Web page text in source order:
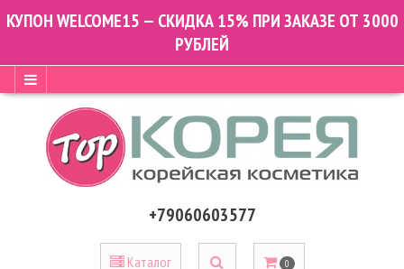
КУПОН WELCOME15 — СКИДКА 15% ПРИ ЗАКАЗЕ ОТ 3000
РУБЛЕЙ
+79060603577
Каталог 0